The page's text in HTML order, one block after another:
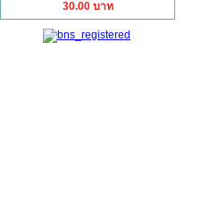
30.00 บาท